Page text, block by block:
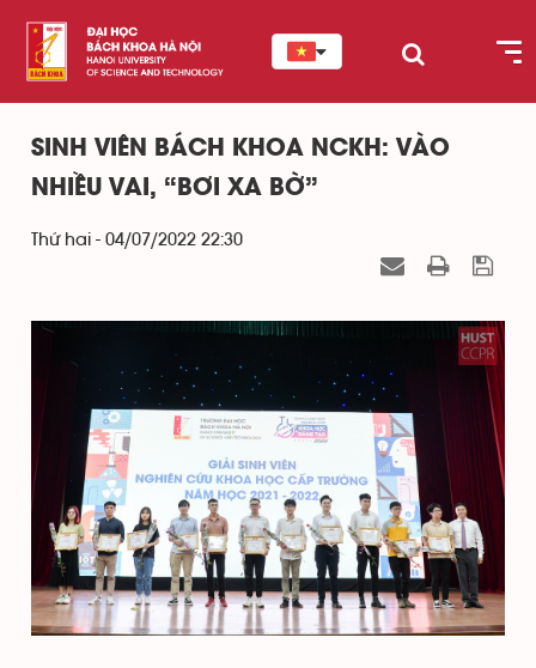
SINH VIÊN BÁCH KHOA NCKH: VÀO
NHIỀU VAI, “BƠI XA BỜ”
Thứ hai - 04/07/2022 22:30